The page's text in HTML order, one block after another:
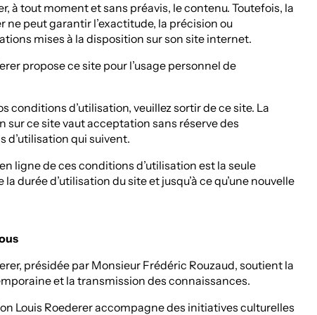
à tout moment et sans préavis, le contenu. Toutefois, la
ne peut garantir l’exactitude, la précision ou
mises à la disposition sur son site internet.
propose ce site pour l’usage personnel de
conditions d’utilisation, veuillez sortir de ce site. La
sur ce site vaut acceptation sans réserve des
d’utilisation qui suivent.
ligne de ces conditions d’utilisation est la seule
durée d’utilisation du site et jusqu’à ce qu’une nouvelle
présidée par Monsieur Frédéric Rouzaud, soutient la
et la transmission des connaissances.
Louis Roederer accompagne des initiatives culturelles